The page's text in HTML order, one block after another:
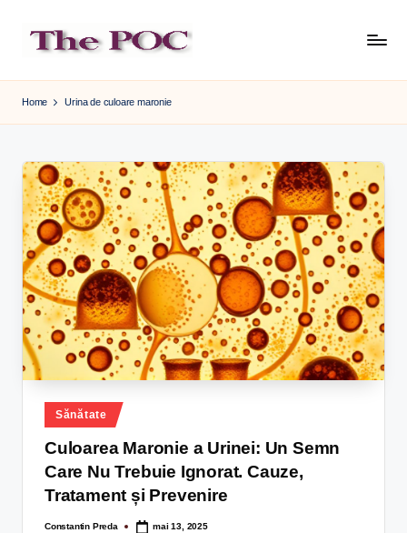
content
Home Urina de culoare maronie
Sănătate
Culoarea Maronie a Urinei: Un Semn
Care Nu Trebuie Ignorat. Cauze,
Tratament și Prevenire
Constantin Preda mai 13, 2025